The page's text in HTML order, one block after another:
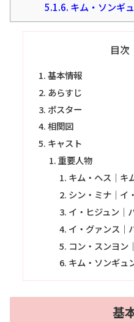
5.1.6. キム・ソンギ
目次
基本情報
あらすじ
ポスター
相関図
キャスト
重要人物
キム・ヘス｜キ
シン・ミナ｜イ
イ・ヒジュン｜
イ・グァンス｜
コン・スンヨン
キム・ソンギュ
基